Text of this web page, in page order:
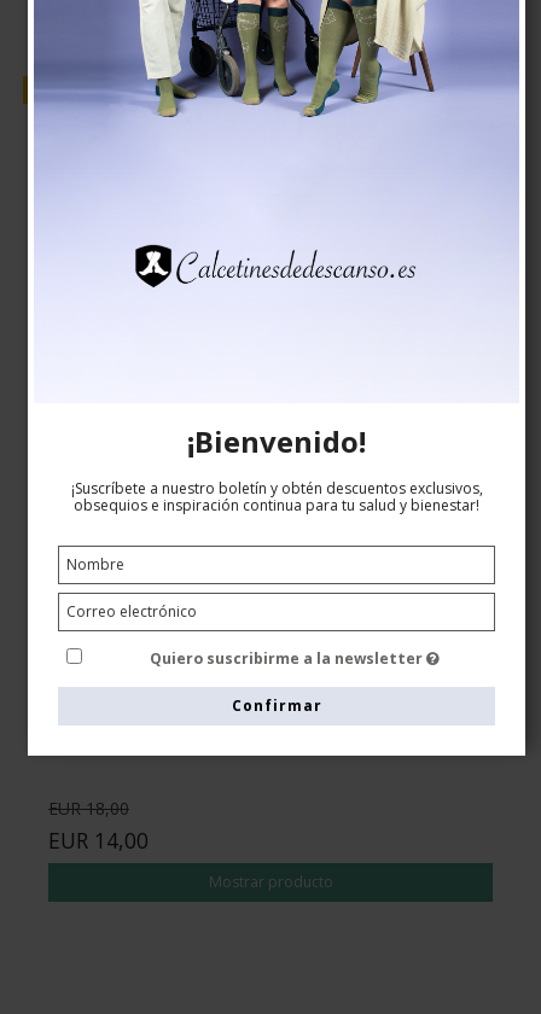
Venta
Calcetines de descanso bambú, Rib weave
negro/naranja
Tenbro bamboo fibers
8210-1
EUR 18,00
EUR 14,00
Mostrar producto
¡Bienvenido!
¡Suscríbete a nuestro boletín y obtén descuentos exclusivos,
obsequios e inspiración continua para tu salud y bienestar!
Quiero suscribirme a la newsletter
Confirmar